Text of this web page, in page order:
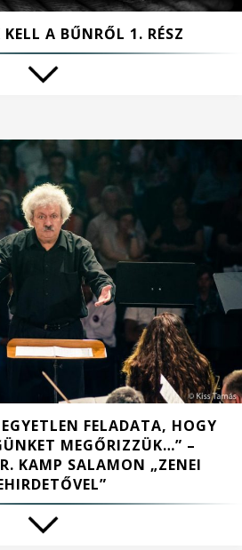
A BŰNRŐL 1. RÉSZ
FELADATA, HOGY
MEGŐRIZZÜK…” –
KAMP SALAMON „ZENEI